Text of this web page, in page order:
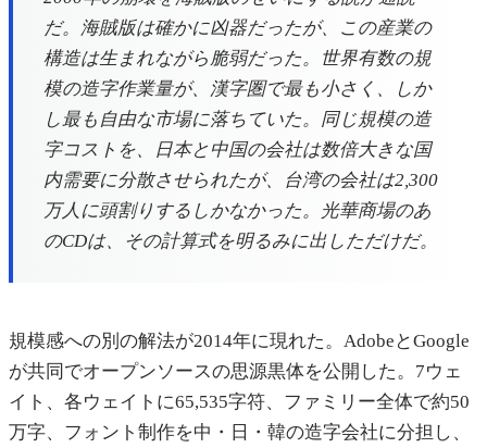
だ。海賊版は確かに凶器だったが、この産業の
構造は生まれながら脆弱だった。世界有数の規
模の造字作業量が、漢字圏で最も小さく、しか
し最も自由な市場に落ちていた。同じ規模の造
字コストを、日本と中国の会社は数倍大きな国
内需要に分散させられたが、台湾の会社は2,300
万人に頭割りするしかなかった。光華商場のあ
のCDは、その計算式を明るみに出しただけだ。
規模感への別の解法が2014年に現れた。AdobeとGoogle
が共同でオープンソースの思源黒体を公開した。7ウェ
イト、各ウェイトに65,535字符、ファミリー全体で約50
万字、フォント制作を中・日・韓の造字会社に分担し、